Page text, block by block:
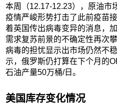
本周（12.17-12.23），原油市
疫情严峻形势打击了此前疫苗
着英国传出病毒变异的消息，
需求复苏前景的不确定性再次
病毒的担忧显示出市场仍然不
示，俄罗斯仍打算在下个月的
石油产量50万桶/日。
美国库存变化情况